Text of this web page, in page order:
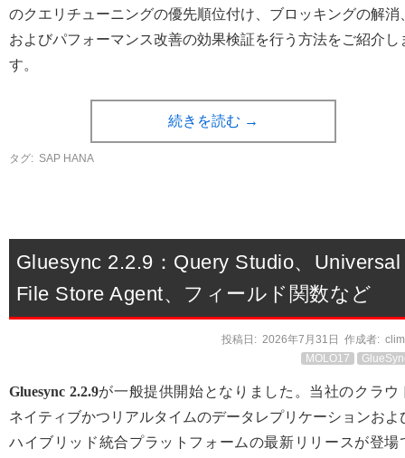
のクエリチューニングの優先順位付け、ブロッキングの解消
およびパフォーマンス改善の効果検証を行う方法をご紹介し
す。
続きを読む →
タグ: SAP HANA
Gluesync 2.2.9：Query Studio、Universal
File Store Agent、フィールド関数など
投稿日: 2026年7月31日 作成者:
MOLO17
Gluesync 2.2.9が一般提供開始となりました。当社のクラウ
ネイティブかつリアルタイムのデータレプリケーションおよ
ハイブリッド統合プラットフォームの最新リリースが登場